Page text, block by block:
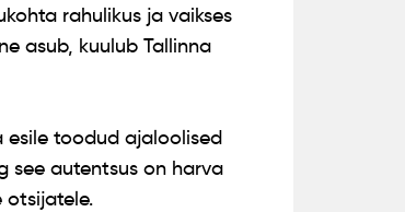
rahulikus ja vaikses
asub, kuulub Tallinna
esile toodud ajaloolised
see autentsus on harva
otsijatele.